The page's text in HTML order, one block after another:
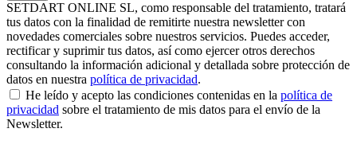
SETDART ONLINE SL, como responsable del tratamiento, tratará
tus datos con la finalidad de remitirte nuestra newsletter con
novedades comerciales sobre nuestros servicios. Puedes acceder,
rectificar y suprimir tus datos, así como ejercer otros derechos
consultando la información adicional y detallada sobre protección de
datos en nuestra política de privacidad.
He leído y acepto las condiciones contenidas en la política de
privacidad sobre el tratamiento de mis datos para el envío de la
Newsletter.